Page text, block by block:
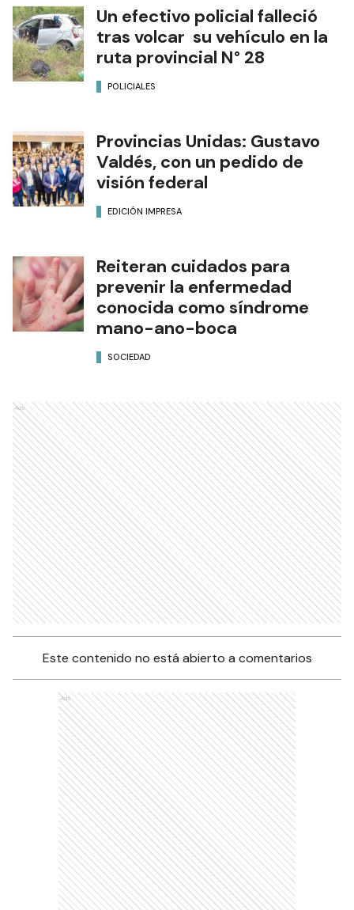
Un efectivo policial falleció
tras volcar su vehículo en la
ruta provincial N° 28
POLICIALES
Provincias Unidas: Gustavo
Valdés, con un pedido de
visión federal
EDICIÓN IMPRESA
Reiteran cuidados para
prevenir la enfermedad
conocida como síndrome
mano-ano-boca
SOCIEDAD
Ads
Este contenido no está abierto a comentarios
Ads